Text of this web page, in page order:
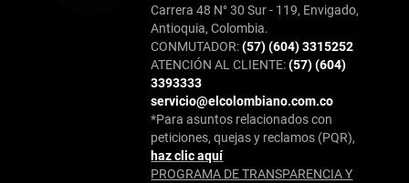
Carrera 48 N° 30 Sur - 119, Envigado,
Antioquia, Colombia.
CONMUTADOR:(57) (604) 3315252
ATENCIÓN AL CLIENTE:(57) (604)
3393333
servicio@elcolombiano.com.co
*Para asuntos relacionados con
peticiones, quejas y reclamos (PQR),
haz clic aquí
PROGRAMA DE TRANSPARENCIA Y